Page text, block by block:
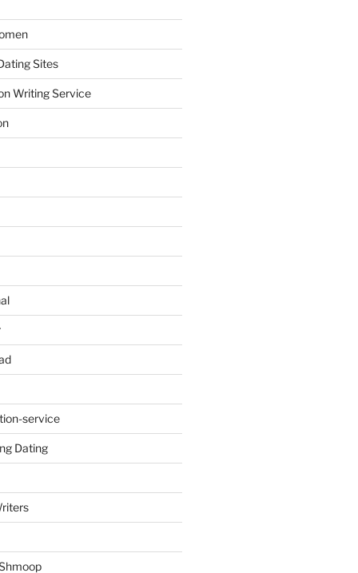
Sites
Writing Service
service
Dating